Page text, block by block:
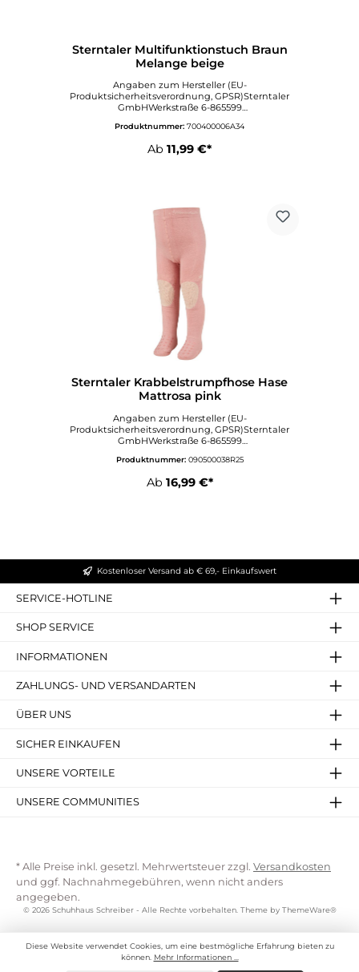
Sterntaler Multifunktionstuch Braun
Melange beige
Angaben zum Hersteller (EU-
Produktsicherheitsverordnung, GPSR)Sterntaler
GmbHWerkstraße 6-865599
rntaler.com
Produktnummer: 700400006A34
Ab 11,99 €*
Sterntaler Krabbelstrumpfhose Hase
Mattrosa pink
Angaben zum Hersteller (EU-
Produktsicherheitsverordnung, GPSR)Sterntaler
GmbHWerkstraße 6-865599
rntaler.com
Produktnummer: 090500038R25
Ab 16,99 €*
Kostenloser Versand ab € 69,- Einkaufswert
SERVICE-HOTLINE
SHOP SERVICE
INFORMATIONEN
ZAHLUNGS- UND VERSANDARTEN
ÜBER UNS
SICHER EINKAUFEN
UNSERE VORTEILE
UNSERE COMMUNITIES
* Alle Preise inkl. gesetzl. Mehrwertsteuer zzgl. Versandkosten
und ggf. Nachnahmegebühren, wenn nicht anders
angegeben.
© 2026 Schuhhaus Schreiber - Alle Rechte vorbehalten. Theme by ThemeWare®
Diese Website verwendet Cookies, um eine bestmögliche Erfahrung bieten zu
können. Mehr Informationen ...